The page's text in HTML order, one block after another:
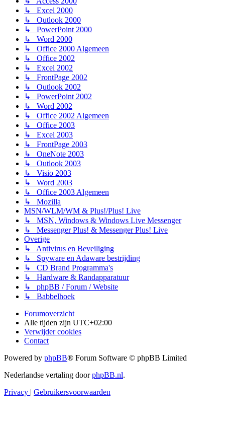
↳ Excel 2000
↳ Outlook 2000
↳ PowerPoint 2000
↳ Word 2000
↳ Office 2000 Algemeen
↳ Office 2002
↳ Excel 2002
↳ FrontPage 2002
↳ Outlook 2002
↳ PowerPoint 2002
↳ Word 2002
↳ Office 2002 Algemeen
↳ Office 2003
↳ Excel 2003
↳ FrontPage 2003
↳ OneNote 2003
↳ Outlook 2003
↳ Visio 2003
↳ Word 2003
↳ Office 2003 Algemeen
↳ Mozilla
MSN/WLM/WM & Plus!/Plus! Live
↳ MSN, Windows & Windows Live Messenger
↳ Messenger Plus! & Messenger Plus! Live
Overige
↳ Antivirus en Beveiliging
↳ Spyware en Adaware bestrijding
↳ CD Brand Programma's
↳ Hardware & Randapparatuur
↳ phpBB / Forum / Website
↳ Babbelhoek
Forumoverzicht
Alle tijden zijn UTC+02:00
Verwijder cookies
Contact
Powered by phpBB® Forum Software © phpBB Limited
Nederlandse vertaling doorphpBB.nl.
Privacy | Gebruikersvoorwaarden